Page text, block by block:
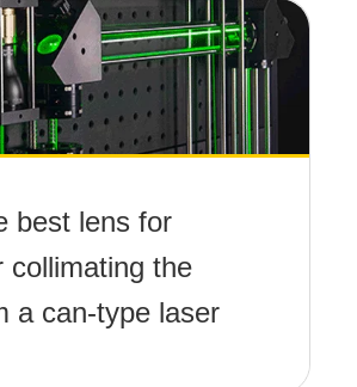
best lens for
collimating the
a can-type laser